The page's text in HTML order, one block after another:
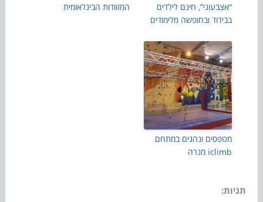
“אצבעוני”, חינם לילדים
בבידוד ובחופשה מלימודים
המזוודות הבינלאומית
מטפסים ונהנים במתחם
iclimb מנרה
תגיות: